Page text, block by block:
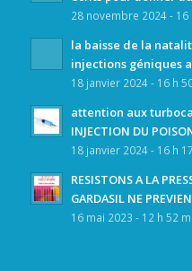
28 novembre 2024 - 16
la baisse de la
injections géniques
18 janvier 2024 - 16 h
attention aux
INJECTION DU
18 janvier 2024 - 16 h
RESISTONS A LA
GARDASIL NE
16 mai 2023 - 12 h 52